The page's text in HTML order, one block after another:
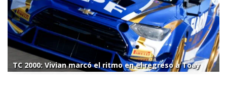
TC 2000: Vivian marcó el ritmo en el regreso a Toay